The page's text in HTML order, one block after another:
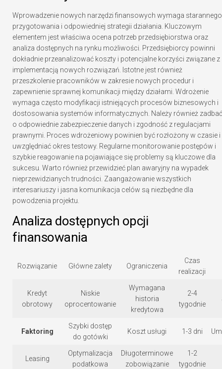
Wprowadzenie nowych narzędzi finansowych wymaga starannego
przygotowania i odpowiedniej strategii działania. Kluczowym
elementem jest właściwa ocena potrzeb przedsiębiorstwa oraz
analiza dostępnych na rynku możliwości. Przedsiębiorcy powinni
dokładnie przeanalizować koszty i potencjalne korzyści związane z
implementacją nowych rozwiązań. Istotne jest również
przeszkolenie pracowników w zakresie nowych procedur i
zapewnienie sprawnej komunikacji między działami. Wdrożenie
wymaga często modyfikacji istniejących procesów biznesowych i
dostosowania systemów informatycznych. Należy również zadbać
o odpowiednie zabezpieczenie danych i zgodność z regulacjami
prawnymi. Proces wdrożeniowy powinien być rozłożony w czasie i
uwzględniać okres testowy. Regularne monitorowanie postępów i
szybkie reagowanie na pojawiające się problemy są kluczowe dla
sukcesu. Warto również przewidzieć plan awaryjny na wypadek
nieprzewidzianych trudności. Zaangażowanie wszystkich
interesariuszy i jasna komunikacja celów są niezbędne dla
powodzenia projektu.
Analiza dostępnych opcji
finansowania
Rozwiązanie Główne zalety Ograniczenia
Czas
realizacji
Kredyt
obrotowy
Niskie
oprocentowanie
Wymagana
historia
kredytowa
2-4
tygodnie
Faktoring
Szybki dostęp
do gotówki
Koszt usługi 1-3 dni
Leasing
Optymalizacja
podatkowa
Długoterminowe
zobowiązanie
1-2
tygodnie